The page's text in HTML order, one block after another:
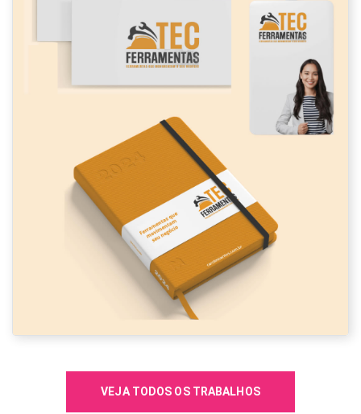
VEJA TODOS OS TRABALHOS